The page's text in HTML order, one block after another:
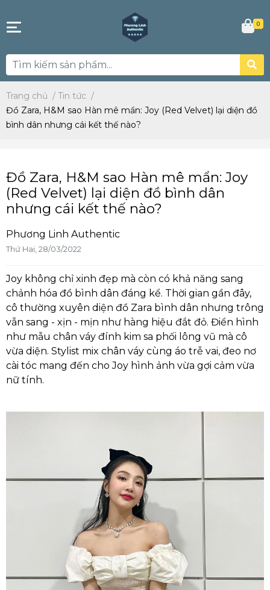
0
Trang chủ / Tin tức /
Đồ Zara, H&M sao Hàn mê mẩn: Joy (Red Velvet) lại diện đồ
bình dân nhưng cái kết thế nào?
Đồ Zara, H&M sao Hàn mê mẩn: Joy
(Red Velvet) lại diện đồ bình dân
nhưng cái kết thế nào?
Phương Linh Authentic
Thứ Hai, 28/03/2022
Joy không chỉ xinh đẹp mà còn có khả năng sang
chảnh hóa đồ bình dân đáng kể. Thời gian gần đây,
cô thường xuyên diện đồ Zara bình dân nhưng trông
vẫn sang - xịn - mịn như hàng hiệu đắt đỏ. Điển hình
như mẫu chân váy đính kim sa phối lông vũ mà cô
vừa diện. Stylist mix chân váy cùng áo trễ vai, đeo nơ
cài tóc mang đến cho Joy hình ảnh vừa gợi cảm vừa
nữ tính.